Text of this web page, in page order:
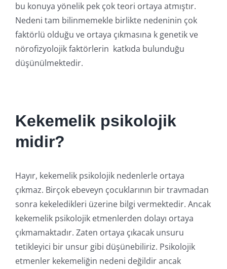
bu konuya yönelik pek çok teori ortaya atmıştır.
Nedeni tam bilinmemekle birlikte nedeninin çok
faktörlü olduğu ve ortaya çıkmasına k genetik ve
nörofizyolojik faktörlerin katkıda bulunduğu
düşünülmektedir.
Kekemelik psikolojik
midir?
Hayır, kekemelik psikolojik nedenlerle ortaya
çıkmaz. Birçok ebeveyn çocuklarının bir travmadan
sonra kekeledikleri üzerine bilgi vermektedir. Ancak
kekemelik psikolojik etmenlerden dolayı ortaya
çıkmamaktadır. Zaten ortaya çıkacak unsuru
tetikleyici bir unsur gibi düşünebiliriz. Psikolojik
etmenler kekemeliğin nedeni değildir ancak